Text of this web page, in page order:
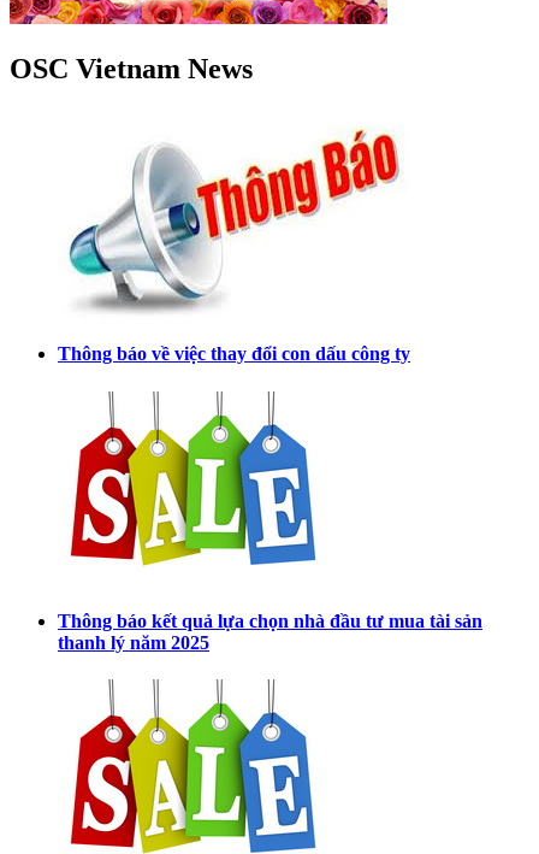
OSC Vietnam News
Thông báo về việc thay đổi con dấu công ty
Thông báo kết quả lựa chọn nhà đầu tư mua tài sản
thanh lý năm 2025